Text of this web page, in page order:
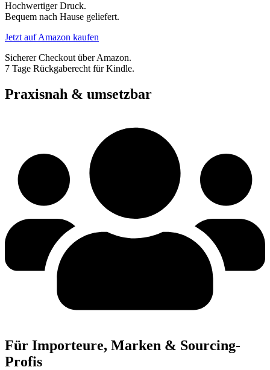
Hochwertiger Druck.
Bequem nach Hause geliefert.
Jetzt auf Amazon kaufen
Sicherer Checkout über Amazon.
7 Tage Rückgaberecht für Kindle.
Praxisnah & umsetzbar
Für Importeure, Marken & Sourcing-
Profis